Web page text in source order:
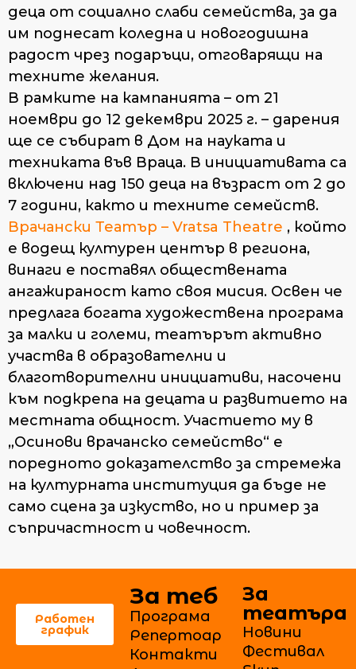
деца от социално слаби семейства, за да
им поднесат коледна и новогодишна
радост чрез подаръци, отговарящи на
техните желания.
В рамките на кампанията – от 21
ноември до 12 декември 2025 г. – дарения
ще се събират в Дом на науката и
техниката във Враца. В инициативата са
включени над 150 деца на възраст от 2 до
7 години, както и техните семейств.
Врачански Театър – Vratsa Theatre , който
е водещ културен център в региона,
винаги е поставял обществената
ангажираност като своя мисия. Освен че
предлага богата художествена програма
за малки и големи, театърът активно
участва в образователни и
благотворителни инициативи, насочени
към подкрепа на децата и развитието на
местната общност. Участието му в
„Осинови врачанско семейство“ е
поредното доказателство за стремежа
на културната институция да бъде не
само сцена за изкуство, но и пример за
съпричастност и човечност.
Работен
график
За теб
Програма
Репертоар
Контакти
За
театъра
Новини
Фестивал